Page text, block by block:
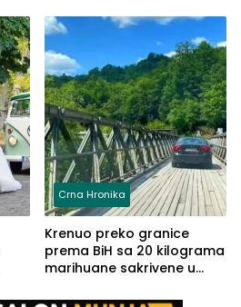
Crna Hronika
Krenuo preko granice
prema BiH sa 20 kilograma
marihuane sakrivene u